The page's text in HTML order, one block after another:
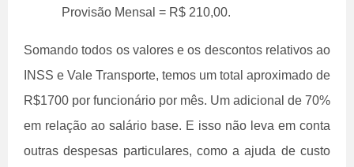
Provisão Mensal = R$ 210,00.
Somando todos os valores e os descontos relativos ao
INSS e Vale Transporte, temos um total aproximado de
R$1700 por funcionário por mês. Um adicional de 70%
em relação ao salário base. E isso não leva em conta
outras despesas particulares, como a ajuda de custo